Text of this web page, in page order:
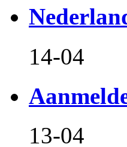
14-04
13-04